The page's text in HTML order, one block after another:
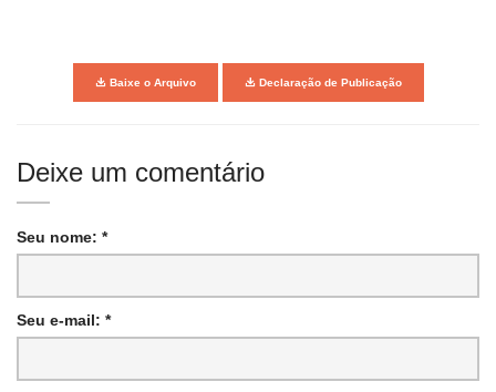
Baixe o Arquivo Declaração de Publicação
Deixe um comentário
Seu nome: *
Seu e-mail: *